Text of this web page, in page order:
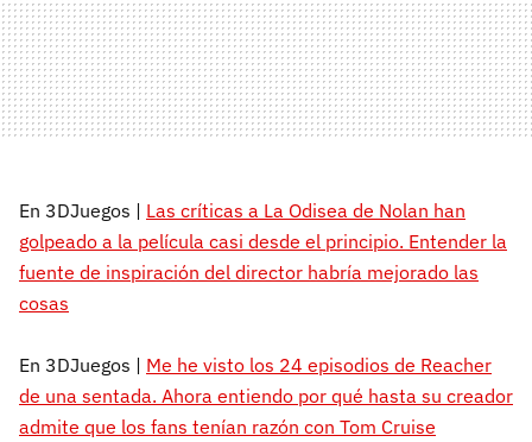
En 3DJuegos | Las críticas a La Odisea de Nolan han
golpeado a la película casi desde el principio. Entender la
fuente de inspiración del director habría mejorado las
cosas
En 3DJuegos | Me he visto los 24 episodios de Reacher
de una sentada. Ahora entiendo por qué hasta su creador
admite que los fans tenían razón con Tom Cruise